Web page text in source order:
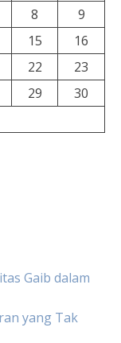
8
9
15
16
22
23
29
30
Gaib dalam
yang Tak